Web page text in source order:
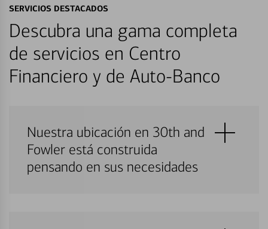
SERVICIOS DESTACADOS
Descubra una gama completa
de servicios en Centro
Financiero y de Auto-Banco
Nuestra ubicación en 30th and
Fowler está construida
pensando en sus necesidades